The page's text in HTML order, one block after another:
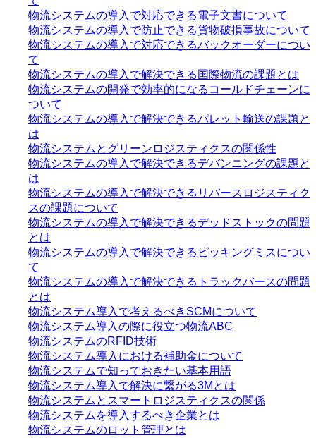
物流システムの導入で対応できる電子文書について
物流システムの導入で防止できる貨物破損事故について
物流システムの導入で対応できるバックオーダーについ
て
物流システムの導入で解決できる国際物流の課題とは
物流システムの開発で効率的になるコールドチェーンに
ついて
物流システムの導入で解決できるパレット輸送の課題と
は
物流システムとグリーンロジスティクスの関係性
物流システムの導入で解決できるデバンニングの課題と
は
物流システムの導入で解決できるリバースロジスティク
スの課題について
物流システムの導入で解決できるデッドストックの問題
とは
物流システムの導入で解決できるピッキングミスについ
て
物流システムの導入で解決できるトラックバースの問題
とは
物流システム導入で考えるべきSCMについて
物流システム導入の際に役立つ物流ABC
物流システムのRFID技術
物流システム導入における補助金について
物流システムで知っておきたい基本用語
物流システム導入で解決に繋がる3Mとは
物流システムとスマートロジスティクスの関係
物流システムを導入するべき企業とは
物流システムのロット管理とは